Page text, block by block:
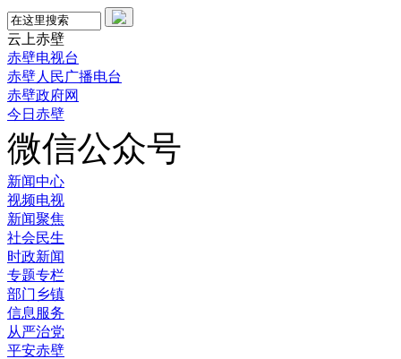
云上赤壁
赤壁电视台
赤壁人民广播电台
赤壁政府网
今日赤壁
微信公众号
新闻中心
视频电视
新闻聚焦
社会民生
时政新闻
专题专栏
部门乡镇
信息服务
从严治党
平安赤壁